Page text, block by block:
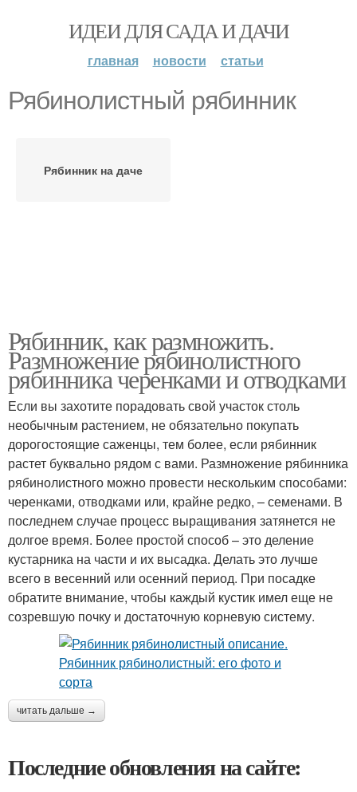
ИДЕИ ДЛЯ САДА И ДАЧИ
главная новости статьи
Рябинолистный рябинник
Рябинник на даче
Рябинник, как размножить.
Размножение рябинолистного
рябинника черенками и отводками
Если вы захотите порадовать свой участок столь
необычным растением, не обязательно покупать
дорогостоящие саженцы, тем более, если рябинник
растет буквально рядом с вами. Размножение рябинника
рябинолистного можно провести нескольким способами:
черенками, отводками или, крайне редко, – семенами. В
последнем случае процесс выращивания затянется не
долгое время. Более простой способ – это деление
кустарника на части и их высадка. Делать это лучше
всего в весенний или осенний период. При посадке
обратите внимание, чтобы каждый кустик имел еще не
созревшую почку и достаточную корневую систему.
читать дальше →
Последние обновления на сайте: